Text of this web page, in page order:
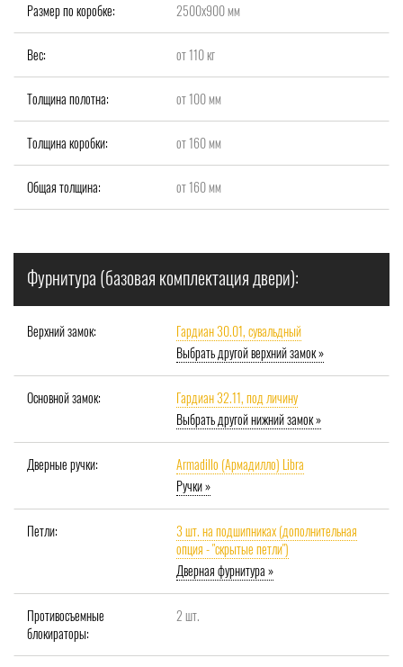
Размер по коробке: 2500x900 мм
Вес: от 110 кг
Толщина полотна: от 100 мм
Толщина коробки: от 160 мм
Общая толщина: от 160 мм
Фурнитура (базовая комплектация двери):
Верхний замок:
Гардиан 30.01, сувальдный
Выбрать другой верхний замок »
Основной замок:
Гардиан 32.11, под личину
Выбрать другой нижний замок »
Дверные ручки:
Armadillo (Армадилло) Libra
Ручки »
Петли:
3 шт. на подшипниках (дополнительная
опция - "скрытые петли")
Дверная фурнитура »
Противосъемные
блокираторы:
2 шт.